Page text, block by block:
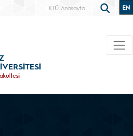
KTÜ Anasayfa EN